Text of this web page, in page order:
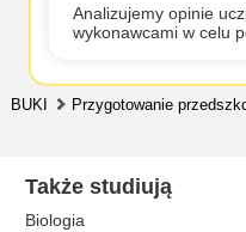
Analizujemy opinie
wykonawcami w celu
BUKI Przygotowanie
Także studiują
Biologia